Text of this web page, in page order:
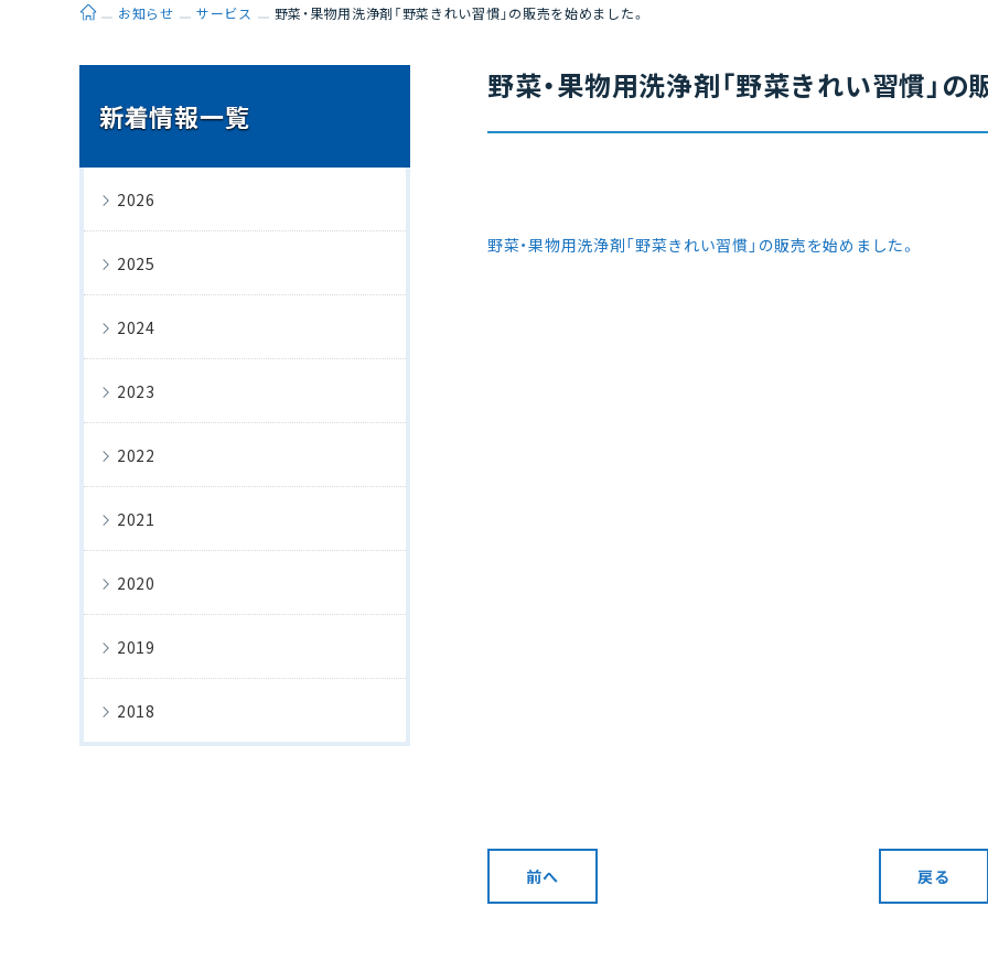
ホームお知らせ サービス 野菜・果物用洗浄剤「野菜きれい習慣」の販売を始めました。
野菜・果物用洗浄剤「野菜きれい習慣」
野菜・果物用洗浄剤「野菜きれい習慣」の販売を始めました。
前へ 戻る
新着情報一覧
2026
2025
2024
2023
2022
2021
2020
2019
2018